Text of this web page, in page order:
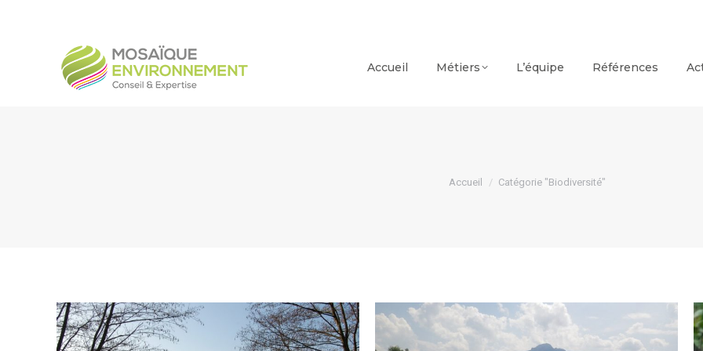
Accueil Métiers L’équipe Références
Vous êtes ici :
Accueil Catégorie "Biodiversité"